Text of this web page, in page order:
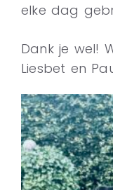
elke dag
Dank je wel!
Liesbet en